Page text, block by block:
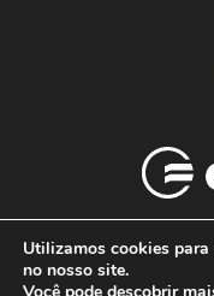
Utilizamos cookies
no nosso site.